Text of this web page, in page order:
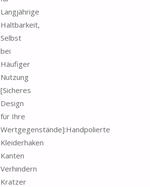
Langjährige
Haltbarkeit,
Selbst
bei
Häufiger
Nutzung
[Sicheres
Design
für Ihre
Wertgegenstände]:Handpolierte
Kleiderhaken
Kanten
Verhindern
Kratzer